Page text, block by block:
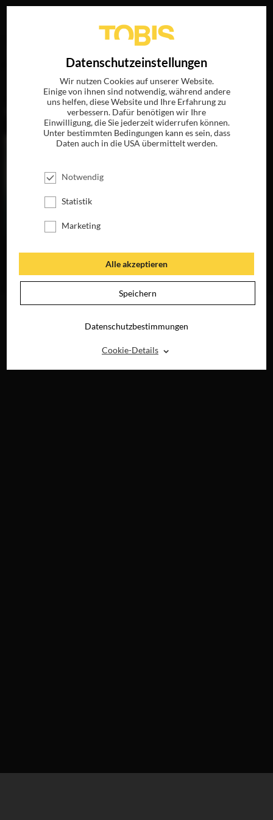
„Alireza Bayram“
HELDIN
RAY, DVD &
Datenschutzeinstellungen
Wir nutzen Cookies auf unserer Website.
Einige von ihnen sind notwendig, während andere
uns helfen, diese Website und Ihre Erfahrung zu
verbessern. Dafür benötigen wir Ihre
Einwilligung, die Sie jederzeit widerrufen können.
Unter bestimmten Bedingungen kann es sein, dass
Daten auch in die USA übermittelt werden.
Notwendig
Statistik
Marketing
Alle akzeptieren
Speichern
Datenschutzbestimmungen
Cookie-Details ⌃